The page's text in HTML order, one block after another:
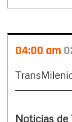
04:00 am
Noticias de